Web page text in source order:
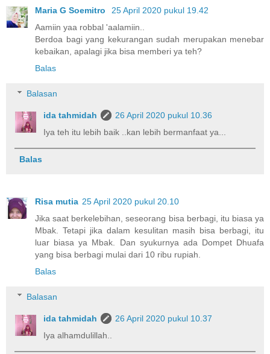
Maria G Soemitro
25 April 2020 pukul 19.42
Aamiin yaa robbal 'aalamiin..
Berdoa bagi yang kekurangan sudah merupakan menebar
kebaikan, apalagi jika bisa memberi ya teh?
Balas
Balasan
ida tahmidah
26 April 2020 pukul 10.36
Iya teh itu lebih baik ..kan lebih bermanfaat ya...
Balas
Risa mutia 25 April 2020 pukul 20.10
Jika saat berkelebihan, seseorang bisa berbagi, itu biasa ya
Mbak. Tetapi jika dalam kesulitan masih bisa berbagi, itu
luar biasa ya Mbak. Dan syukurnya ada Dompet Dhuafa
yang bisa berbagi mulai dari 10 ribu rupiah.
Balas
Balasan
ida tahmidah
26 April 2020 pukul 10.37
Iya alhamdulillah..